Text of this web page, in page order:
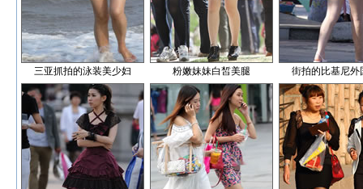
三亚抓拍的泳装美少妇 粉嫩妹妹白皙美腿 街拍的比基尼外